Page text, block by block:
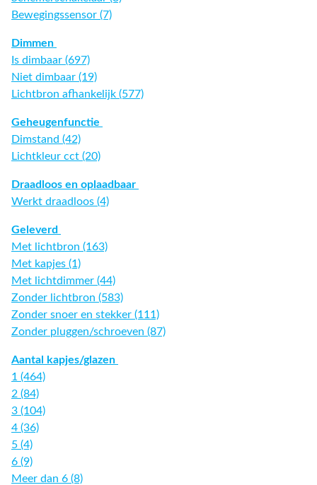
Bewegingssensor (7)
Dimmen
Is dimbaar (697)
Niet dimbaar (19)
Lichtbron afhankelijk (577)
Geheugenfunctie
Dimstand (42)
Lichtkleur cct (20)
Draadloos en oplaadbaar
Werkt draadloos (4)
Geleverd
Met lichtbron (163)
Met kapjes (1)
Met lichtdimmer (44)
Zonder lichtbron (583)
Zonder snoer en stekker (111)
Zonder pluggen/schroeven (87)
Aantal kapjes/glazen
1 (464)
2 (84)
3 (104)
4 (36)
5 (4)
6 (9)
Meer dan 6 (8)